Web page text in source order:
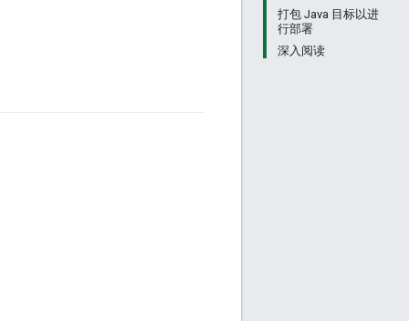
打包 Java 目标以进
行部署
深入阅读